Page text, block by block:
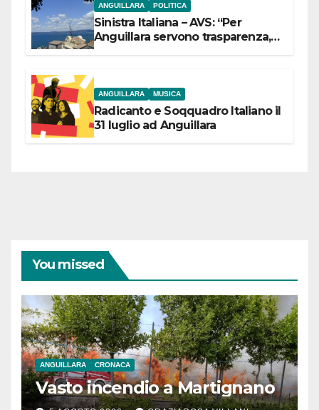
ANGUILLARA POLITICA
Sinistra Italiana – AVS: “Per
Anguillara servono trasparenza,
ANGUILLARA MUSICA
Radicanto e Soqquadro Italiano il
31 luglio ad Anguillara
You missed
ANGUILLARA CRONACA
Vasto incendio a Martignano